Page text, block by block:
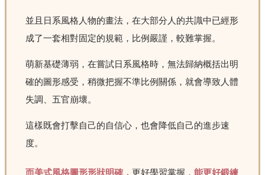
並且日系風格人物的畫法，在大部分人的共識中已經形
成了一套相對固定的規範，比例嚴謹，較難掌握。
萌新基礎薄弱，在嘗試日系風格時，無法歸納概括出明
確的圖形感受，稍微把握不準比例關係，就會導致人體
失調、五官崩壞。
這樣既會打擊自己的自信心，也會降低自己的進步速
度。
而美式風格圖形形狀明確， 更好學習掌握， 能更好鍛練